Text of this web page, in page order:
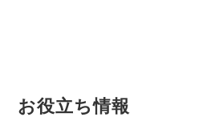
お役立ち情報